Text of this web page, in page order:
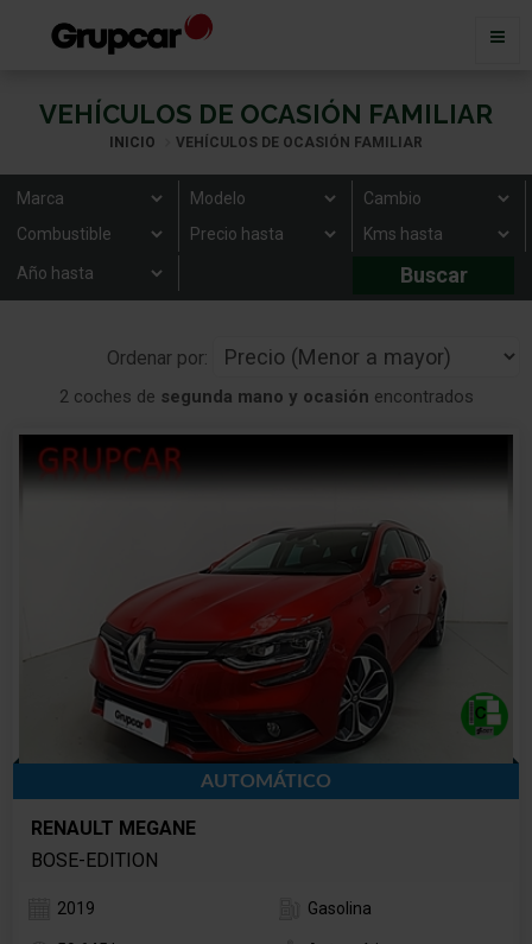
VEHÍCULOS DE OCASIÓN FAMILIAR
INICIO VEHÍCULOS DE OCASIÓN FAMILIAR
Ordenar por:
2 coches de segunda mano y ocasión encontrados
AUTOMÁTICO
RENAULT MEGANE
BOSE-EDITION
2019 Gasolina